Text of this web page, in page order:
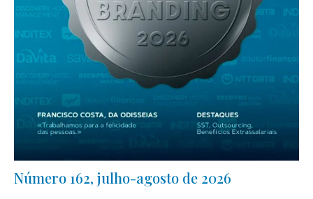
Número 162, julho-agosto de 2026